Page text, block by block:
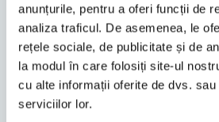
anunțurile, pentru a oferi funcții de
analiza traficul. De asemenea, le
rețele sociale, de publicitate și de
la modul în care folosiți site-ul
cu alte informații oferite de dvs.
serviciilor lor.
Razvan si Irina Fodor